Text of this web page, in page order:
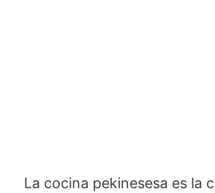
La cocina pekinesesa es la